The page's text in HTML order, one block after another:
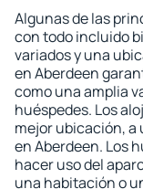
Algunas de las
con todo incluido
variados y una
en Aberdeen
como una amplia
huéspedes. Los
mejor ubicación, a
en Aberdeen. Los
hacer uso del
una habitación o